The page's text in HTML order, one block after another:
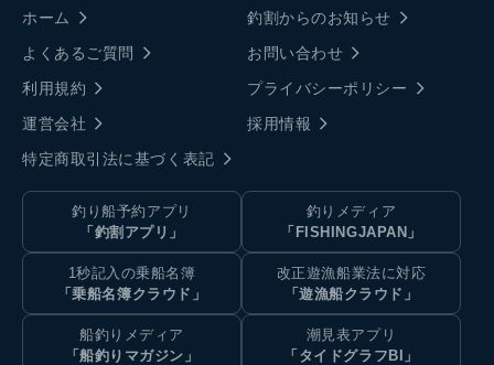
ホーム
釣割からのお知らせ
よくあるご質問
お問い合わせ
利用規約
プライバシーポリシー
運営会社
採用情報
特定商取引法に基づく表記
釣り船予約アプリ
「釣割アプリ」
釣りメディア
「FISHINGJAPAN」
1秒記入の乗船名簿
「乗船名簿クラウド」
改正遊漁船業法に対応
「遊漁船クラウド」
船釣りメディア
「船釣りマガジン」
潮見表アプリ
「タイドグラフBI」